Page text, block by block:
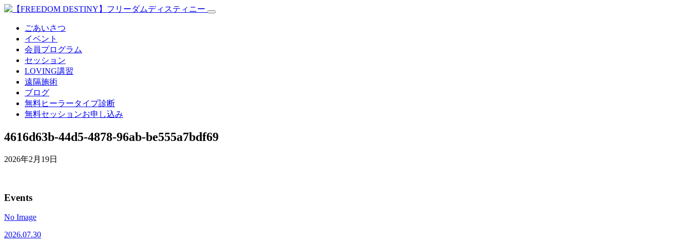
ごあいさつ
イベント
会員プログラム
セッション
LOVING講習
遠隔施術
ブログ
無料ヒーラータイプ診断
無料セッションお申し込み
4616d63b-44d5-4878-96ab-be555a7bdf69
2026年2月19日
Events
No Image
2026.07.30